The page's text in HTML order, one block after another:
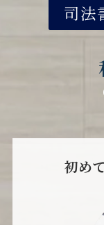
司法
初め